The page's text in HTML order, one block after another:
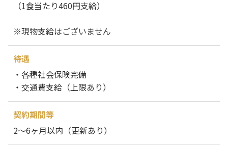
（1食当たり460円支給）
※現物支給はございません
待遇
・各種社会保険完備
・交通費支給（上限あり）
契約期間等
2～6ヶ月以内（更新あり）